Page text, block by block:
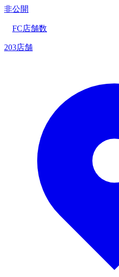
非公開
FC店舗数
203店舗